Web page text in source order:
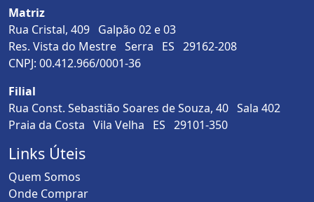
Matriz
Rua Cristal, 409 Galpão 02 e 03
Res. Vista do Mestre Serra ES 29162-208
CNPJ: 00.412.966/0001-36
Filial
Rua Const. Sebastião Soares de Souza, 40 Sala 402
Praia da Costa Vila Velha ES 29101-350
Links Úteis
Quem Somos
Onde Comprar